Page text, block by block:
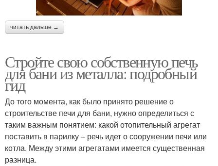
читать дальше →
Стройте свою собственную печь
для бани из металла: подробный
гид
До того момента, как было принято решение о
строительстве печи для бани, нужно определиться с
таким важным понятием: какой отопительный агрегат
поставить в парилку – речь идет о сооружении печи или
котла. Между этими агрегатами имеется существенная
разница.